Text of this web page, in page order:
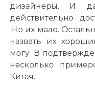
дизайнеры. И
действительно
Но их мало.
назвать их
могу. В
несколько
Китая.